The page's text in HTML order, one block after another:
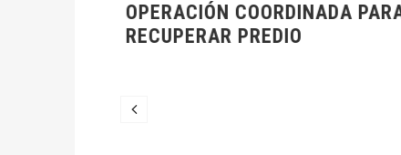
OPERACIÓN COORDINADA PARA
RECUPERAR PREDIO